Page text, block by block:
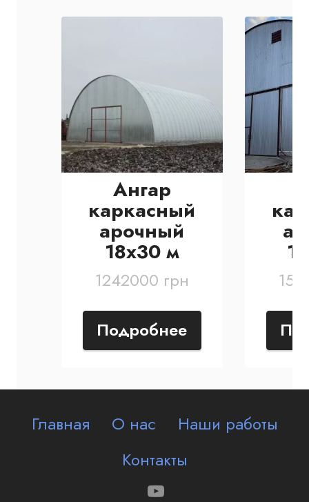
Ангар
каркасный
арочный
18х30 м
1242000 грн
Подробнее
Главная О нас
Наши работы
Контакты